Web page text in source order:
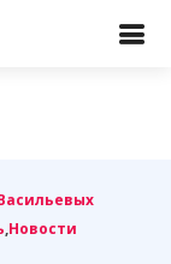
,Новости